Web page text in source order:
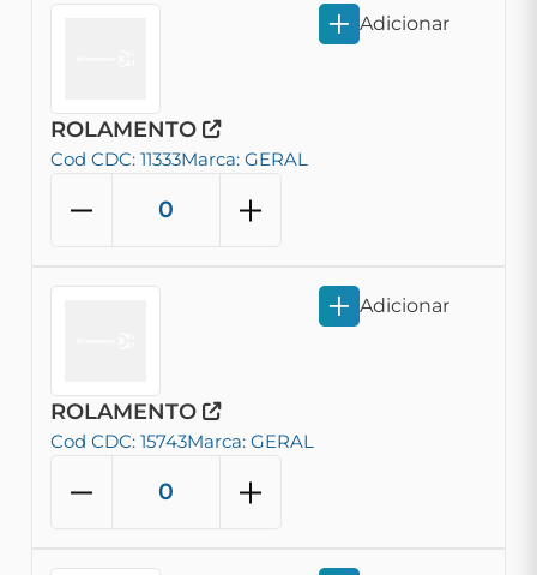
ROLAMENTO
Cod CDC: 11333Marca: GERAL
Adicionar
ROLAMENTO
Cod CDC: 15743Marca: GERAL
Adicionar